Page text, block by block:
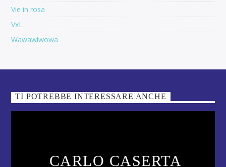
Vie in rosa
VxL
Wawawiwowa
TI POTREBBE INTERESSARE ANCHE
CARLO CASERTA